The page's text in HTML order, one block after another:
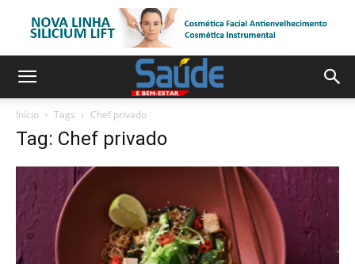
Início Tags Chef privado
Tag: Chef privado